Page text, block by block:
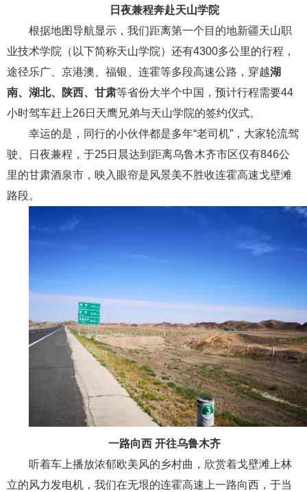
日夜兼程奔赴天山学院
根据地图导航显示，我们距离第一个目的地新疆天山职
业技术学院（以下简称天山学院）还有4300多公里的行程，
途径乐广、京港澳、福银、连霍等多段高速公路，穿越湖
南、湖北、陕西、甘肃等省份大半个中国，预计行程需要44
小时驾车赶上26日天鹰兄弟与天山学院的签约仪式。
幸运的是，同行的小伙伴都是多年“老司机”，大家轮流驾
驶、日夜兼程，于25日晨达到距离乌鲁木齐市区仅有846公
里的甘肃酒泉市，映入眼帘是风景美不胜收连霍高速戈壁滩
路段。
一路向西 开往乌鲁木齐
听着车上播放浓郁欧美风的乡村曲，欣赏着戈壁滩上林
立的风力发电机，我们在无垠的连霍高速上一路向西，于当